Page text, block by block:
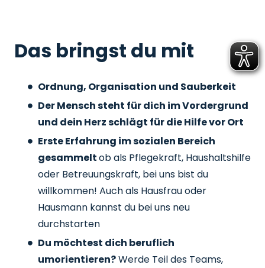
Das bringst du mit
Ordnung, Organisation und Sauberkeit
Der Mensch steht für dich im Vordergrund
und dein Herz schlägt für die Hilfe vor Ort
Erste Erfahrung im sozialen Bereich
gesammeltob als Pflegekraft, Haushaltshilfe
oder Betreuungskraft, bei uns bist du
willkommen! Auch als Hausfrau oder
Hausmann kannst du bei uns neu
durchstarten
Du möchtest dich beruflich
umorientieren?Werde Teil des Teams,